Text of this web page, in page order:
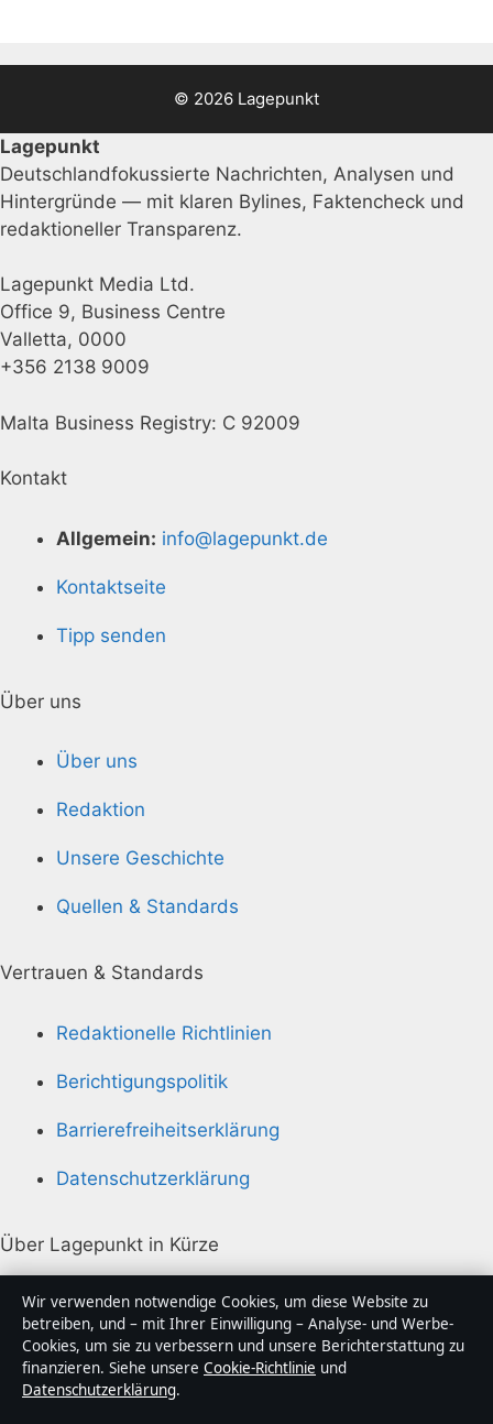
© 2026 Lagepunkt
Lagepunkt
Deutschlandfokussierte Nachrichten, Analysen und
Hintergründe — mit klaren Bylines, Faktencheck und
redaktioneller Transparenz.
Lagepunkt Media Ltd.
Office 9, Business Centre
Valletta, 0000
+356 2138 9009
Malta Business Registry: C 92009
Kontakt
Allgemein: info@lagepunkt.de
Kontaktseite
Tipp senden
Über uns
Über uns
Redaktion
Unsere Geschichte
Quellen & Standards
Vertrauen & Standards
Redaktionelle Richtlinien
Berichtigungspolitik
Barrierefreiheitserklärung
Datenschutzerklärung
Über Lagepunkt in Kürze
Lagepunkt ist ein unabhängiger digitaler
Nachrichtenanbieter mit Fokus auf Politik, Wirtschaft,
Technik und Gesellschaft in Deutschland. Jeder Artikel
trägt eine Byline, wird von einem Redakteur geprüft
und vor der Veröffentlichung faktengecheckt.
Wir verwenden notwendige Cookies, um diese Website zu
betreiben, und – mit Ihrer Einwilligung – Analyse- und Werbe-
Cookies, um sie zu verbessern und unsere Berichterstattung zu
finanzieren. Siehe unsere Cookie-Richtlinie und
Datenschutzerklärung.